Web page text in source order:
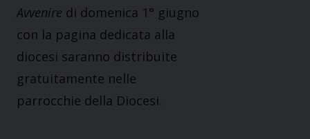
Avvenire di domenica 1° giugno
con la pagina dedicata alla
diocesi saranno distribuite
gratuitamente nelle
parrocchie della Diocesi.